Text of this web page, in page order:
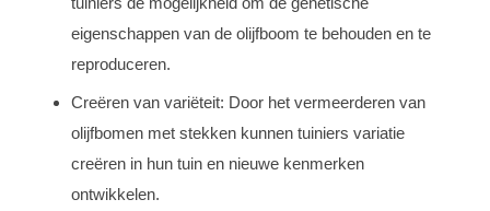
eigenschappen van de olijfboom te behouden en te
reproduceren.
Creëren van variëteit: Door het vermeerderen van
olijfbomen met stekken kunnen tuiniers variatie
creëren in hun tuin en nieuwe kenmerken
ontwikkelen.